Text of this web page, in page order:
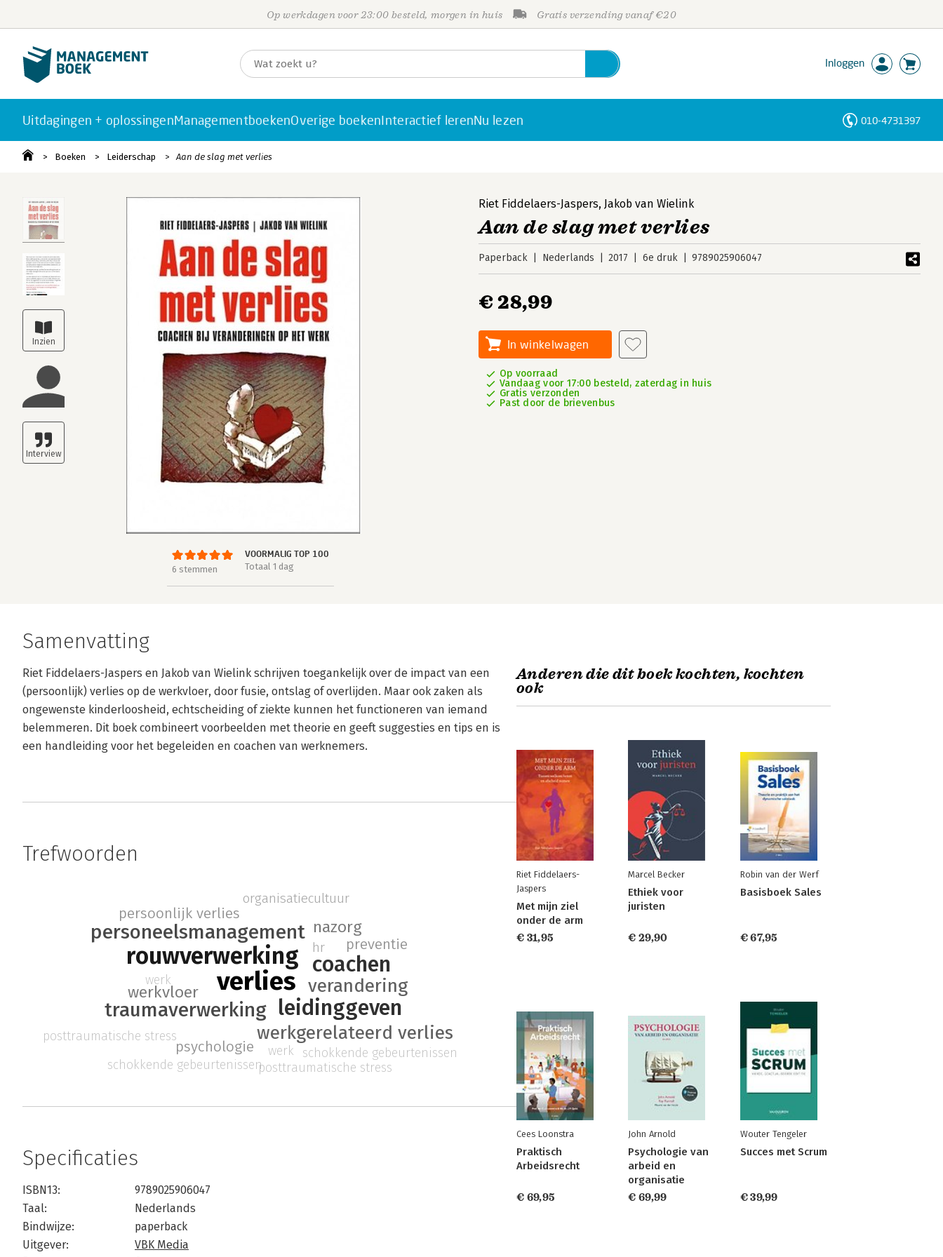
Op werkdagen voor 23:00 besteld, morgen in huis Gratis verzending vanaf €20
Inloggen
Uitdagingen + oplossingenManagementboekenOverige boekenInteractief lerenNu lezen 010-4731397
Boeken Leiderschap Aan de slag met verlies
6 stemmen
VOORMALIG TOP 100
Totaal 1 dag
Riet Fiddelaers-Jaspers, Jakob van Wielink
Aan de slag met verlies
Paperback Nederlands 2017 6e druk 9789025906047
€ 28,99
In winkelwagen
Op voorraad
Vandaag voor 17:00 besteld, zaterdag in huis
Gratis verzonden
Past door de brievenbus
Samenvatting
Riet Fiddelaers-Jaspers en Jakob van Wielink schrijven toegankelijk over de impact van een
(persoonlijk) verlies op de werkvloer, door fusie, ontslag of overlijden. Maar ook zaken als
ongewenste kinderloosheid, echtscheiding of ziekte kunnen het functioneren van iemand
belemmeren. Dit boek combineert voorbeelden met theorie en geeft suggesties en tips en is
een handleiding voor het begeleiden en coachen van werknemers.
Trefwoorden
verlies
rouwverwerking
leidinggeven
coachen
traumaverwerking
personeelsmanagement
verandering
werkgerelateerd verlies
werkvloer
nazorg
preventie
psychologie
persoonlijk verlies
hr
organisatiecultuur
schokkende gebeurtenissen
werk
posttraumatische stress
schokkende gebeurtenissen
werk
posttraumatische stress
Specificaties
ISBN13:
9789025906047
Taal:
Nederlands
Bindwijze:
paperback
Uitgever:
VBK Media
Anderen die dit boek kochten, kochten
ook
Riet Fiddelaers-
Jaspers
Met mijn ziel
onder de arm
€ 31,95
Marcel Becker
Ethiek voor
juristen
€ 29,90
Robin van der Werf
Basisboek Sales
€ 67,95
Cees Loonstra
Praktisch
Arbeidsrecht
€ 69,95
John Arnold
Psychologie van
arbeid en
organisatie
€ 69,99
Wouter Tengeler
Succes met Scrum
€ 39,99
Personen